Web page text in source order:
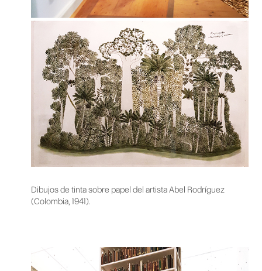
Dibujos de tinta sobre papel del artista Abel Rodríguez
(Colombia, 1941).